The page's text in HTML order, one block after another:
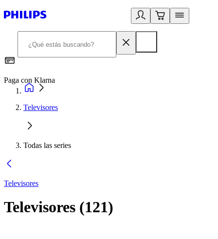
Paga con Klarna
Televisores
Todas las series
Televisores
Televisores (121)